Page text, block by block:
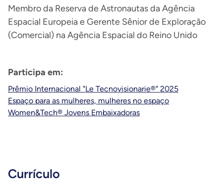
Membro da Reserva de Astronautas da Agência
Espacial Europeia e Gerente Sênior de Exploração
(Comercial) na Agência Espacial do Reino Unido
Participa em:
Prêmio Internacional "Le Tecnovisionarie®" 2025
Espaço para as mulheres, mulheres no espaço
Women&Tech® Jovens Embaixadoras
Currículo